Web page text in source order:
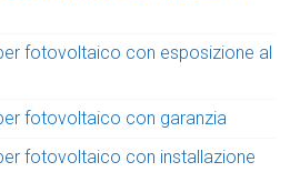
fotovoltaico con esposizione al
fotovoltaico con garanzia
fotovoltaico con installazione